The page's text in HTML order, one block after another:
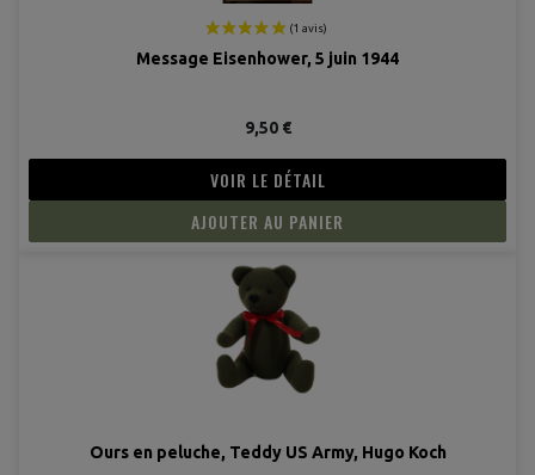
Message Eisenhower, 5 juin 1944
9,50 €
VOIR LE DÉTAIL
AJOUTER AU PANIER
Ours en peluche, Teddy US Army, Hugo Koch